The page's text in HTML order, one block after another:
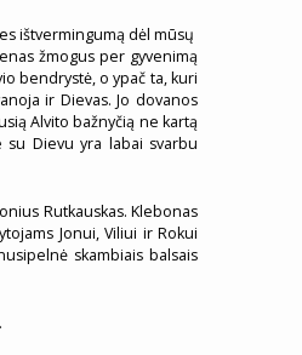
ištvermingumą dėl mūsų
žmogus per gyvenimą
bendrystė, o ypač ta, kuri
ir Dievas. Jo dovanos
Alvito bažnyčią ne kartą
su Dievu yra labai svarbu
Rutkauskas. Klebonas
Jonui, Viliui ir Rokui
skambiais balsais